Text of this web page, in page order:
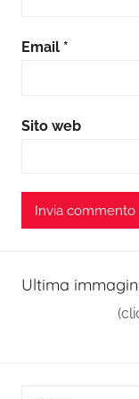
Email *
Sito web
Ultima